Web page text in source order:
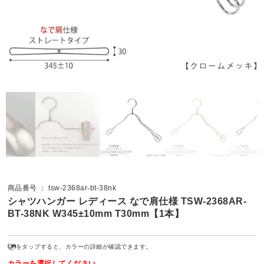
商品番号 ： tsw-2368ar-bt-38nk
シャツハンガー レディース なで肩仕様 TSW-2368AR-
BT-38NK W345±10mm T30mm【1本】
をタップすると、カラーの詳細が確認できます。